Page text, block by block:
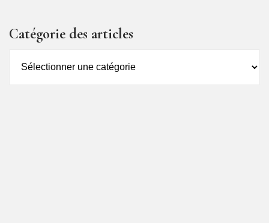
Catégorie des articles
des